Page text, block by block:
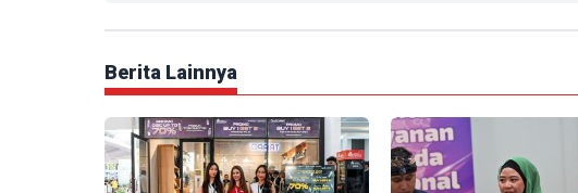
Berita Lainnya